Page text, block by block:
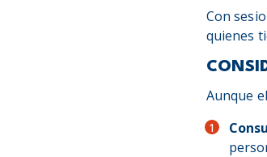
Con
quienes
Aunque